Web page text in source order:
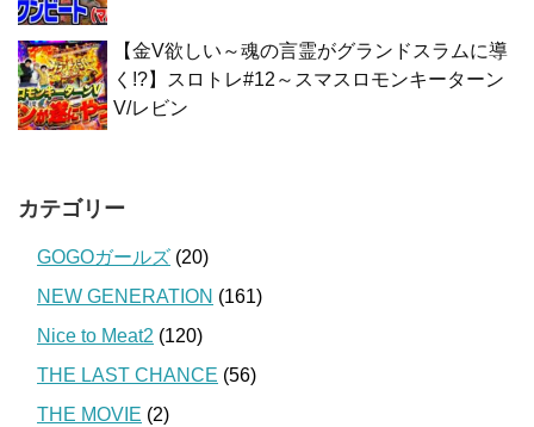
【金V欲しい～魂の言霊がグランドスラムに導
く!?】スロトレ#12～スマスロモンキーターン
V/レビン
カテゴリー
GOGOガールズ (20)
NEW GENERATION (161)
Nice to Meat2 (120)
THE LAST CHANCE (56)
THE MOVIE (2)